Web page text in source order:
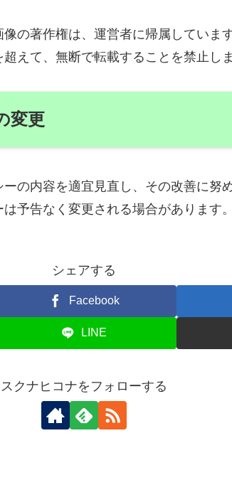
の著作権は、運営者に帰属しています
えて、無断で転載することを禁止しま
変更
の内容を適宜見直し、その改善に努め
予告なく変更される場合があります。
シェアする
Facebook
LINE
スクナヒコナをフォローする